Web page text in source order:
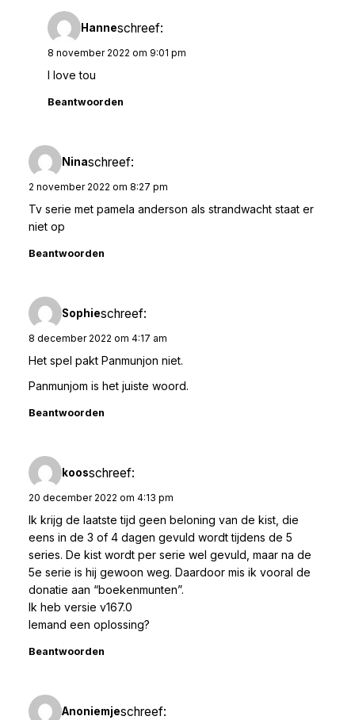
Hanneschreef:
8 november 2022 om 9:01 pm
I love tou
Beantwoorden
Ninaschreef:
2 november 2022 om 8:27 pm
Tv serie met pamela anderson als strandwacht staat er
niet op
Beantwoorden
Sophieschreef:
8 december 2022 om 4:17 am
Het spel pakt Panmunjon niet.
Panmunjom is het juiste woord.
Beantwoorden
koosschreef:
20 december 2022 om 4:13 pm
Ik krijg de laatste tijd geen beloning van de kist, die
eens in de 3 of 4 dagen gevuld wordt tijdens de 5
series. De kist wordt per serie wel gevuld, maar na de
5e serie is hij gewoon weg. Daardoor mis ik vooral de
donatie aan “boekenmunten”.
Ik heb versie v167.0
Iemand een oplossing?
Beantwoorden
Anoniemjeschreef: